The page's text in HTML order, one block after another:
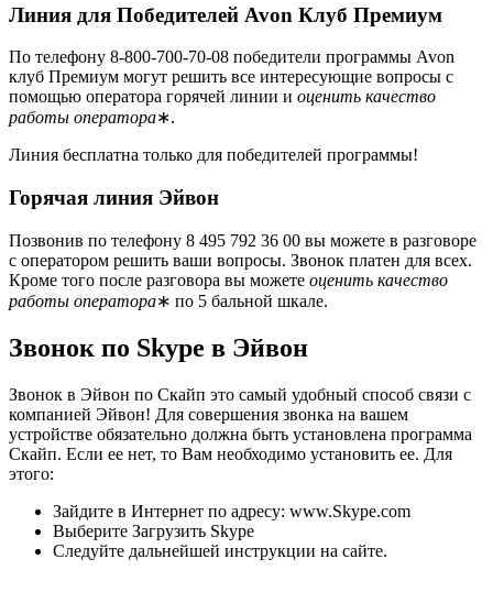
Линия для Победителей Avon Клуб Премиум
По телефону 8-800-700-70-08 победители программы Avon
клуб Премиум могут решить все интересующие вопросы с
помощью оператора горячей линии и оценить качество
работы оператора∗.
Линия бесплатна только для победителей программы!
Горячая линия Эйвон
Позвонив по телефону 8 495 792 36 00 вы можете в разговоре
с оператором решить ваши вопросы. Звонок платен для всех.
Кроме того после разговора вы можете оценить качество
работы оператора∗ по 5 бальной шкале.
Звонок по Skype в Эйвон
Звонок в Эйвон по Скайп это самый удобный способ связи с
компанией Эйвон! Для совершения звонка на вашем
устройстве обязательно должна быть установлена программа
Скайп. Если ее нет, то Вам необходимо установить ее. Для
этого:
Зайдите в Интернет по адресу: www.Skype.com
Выберите Загрузить Skype
Следуйте дальнейшей инструкции на сайте.